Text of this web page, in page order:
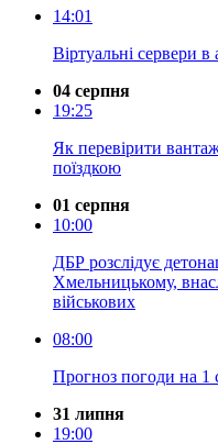
14:01
Віртуальні сервери
04 серпня
19:25
Як перевірити
поїздкою
01 серпня
10:00
ДБР розслідує
Хмельницькому,
військових
08:00
Прогноз погоди на 1
31 липня
19:00